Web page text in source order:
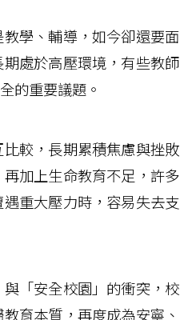
學、輔導，如今卻還要面
處於高壓環境，有些教師
的重要議題。
較，長期累積焦慮與挫敗
加上生命教育不足，許多
重大壓力時，容易失去支
「安全校園」的衝突，校
育本質，再度成為安寧、